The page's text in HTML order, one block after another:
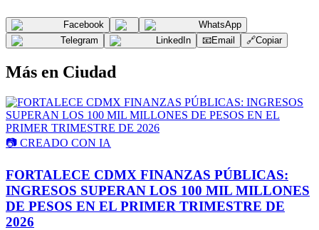
Facebook
WhatsApp
Telegram
LinkedIn 📧Email 🔗Copiar
Más en Ciudad
📷 CREADO CON IA
FORTALECE CDMX FINANZAS PÚBLICAS:
INGRESOS SUPERAN LOS 100 MIL MILLONES
DE PESOS EN EL PRIMER TRIMESTRE DE
2026